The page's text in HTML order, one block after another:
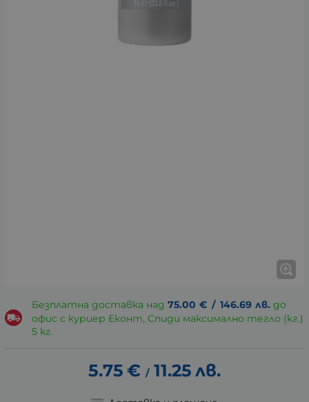
Безплатна доставка над 75.00 € / 146.69 лв. до
офис с куриер Еконт, Спиди максимално тегло (кг.)
5 кг.
5.75 € / 11.25 лв.